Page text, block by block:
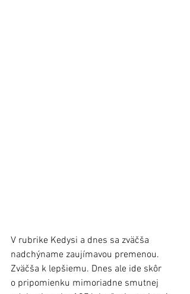
V rubrike Kedysi a dnes sa zväčša
nadchýname zaujímavou premenou.
Zväčša k lepšiemu. Dnes ale ide skôr
o pripomienku mimoriadne smutnej